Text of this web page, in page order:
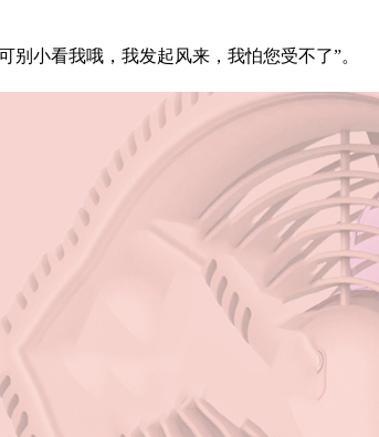
小看我哦，我发起风来，我怕您受不了”。